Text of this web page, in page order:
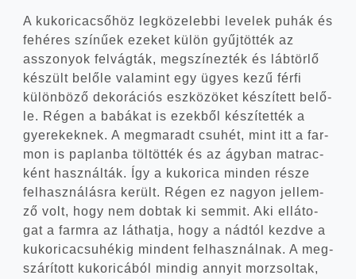
A kuko­ri­ca­cső­höz leg­kö­ze­leb­bi leve­lek puhák és
fehé­res szí­nű­ek eze­ket külön gyűj­töt­ték az
asszo­nyok fel­vág­ták, meg­szí­nez­ték és láb­tör­lő
készült belő­le vala­mint egy ügyes kezű fér­fi
külön­bö­ző deko­rá­ci­ós esz­kö­zö­ket készí­tett belő­
le. Régen a babá­kat is ezek­ből készí­tet­ték a
gye­re­kek­nek. A meg­ma­radt csu­hét, mint itt a far­
mon is pap­lan­ba töl­töt­ték és az ágy­ban mat­rac­
ként hasz­nál­ták. Így a kuko­ri­ca min­den része
fel­hasz­ná­lás­ra került. Régen ez nagyon jel­lem­
ző volt, hogy nem dob­tak ki sem­mit. Aki ellá­to­
gat a farm­ra az lát­hat­ja, hogy a nád­tól kezd­ve a
kuko­ri­ca­csu­hé­kig min­dent fel­hasz­nál­nak. A meg­
szá­rí­tott kuko­ri­cá­ból min­dig annyit mor­zsol­tak,